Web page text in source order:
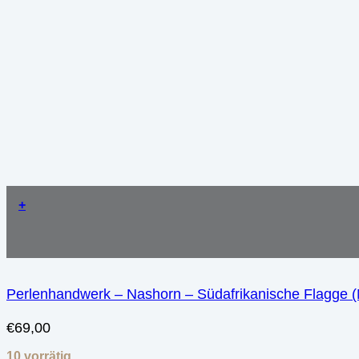
+
Perlenhandwerk – Nashorn – Südafrikanische Flagge
€69,00
10 vorrätig